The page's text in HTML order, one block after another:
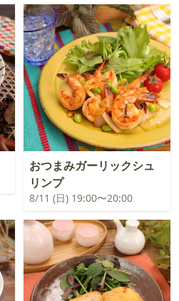
おつまみガーリックシュ
リンプ
8/11 (日) 19:00〜20:00